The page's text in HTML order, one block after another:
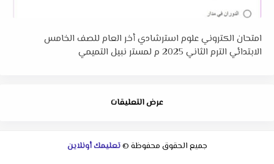
امتحان الكتروني علوم استرشادي أخر العام للصف الخامس
الابتدائي الترم الثاني 2025 م لمستر نبيل التميمي
عرض التعليقات
جميع الحقوق محفوظة ©تعليمك أونلاين